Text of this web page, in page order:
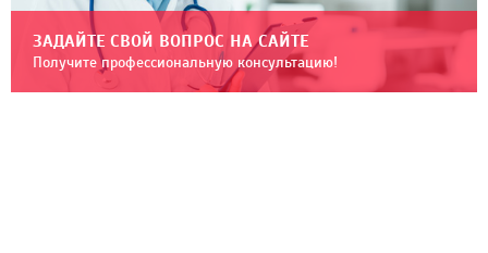
ЗАДАЙТЕ СВОЙ ВОПРОС НА САЙТЕ
Получите профессиональную консультацию!